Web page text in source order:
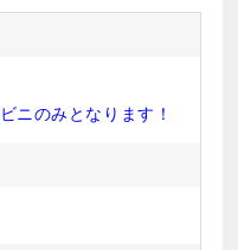
ニのみとなります！